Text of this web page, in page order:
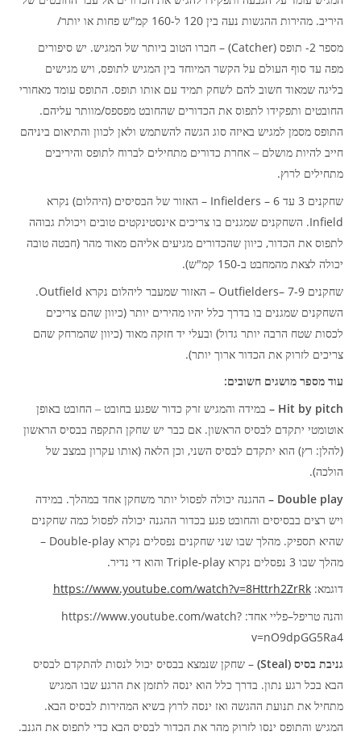
היריב.מהירות ההגשות נעה בין120 ל-160 קמ"ש פחות או יותר/
מספר2- תופס(Catcher) – חברו הטוב ביותר של המגיש. יש סיפורים
מפה עד סוף העולם על הקשר המיוחד בין המגיש לתופס, ויש מגישים
בליגה שמאוד חשוב להם לשחק תמיד עם אותו תופס. התופס עומד מאחורי
החובטים ותפקידו לתפוס את הכדורים שהחובט מפספס/מוותר עליהם.
התופס מסמן למגיש באיזה סוג הגשה להשתמש ולאן לכוון והתיאום ביניהם
חייב להיות מושלם – אחרת כדורים מתחילים לברוח לתופס והיריבים
מתחילים לרוץ.
שחקנים 3 עד6 – Infielders – האזור של הבסיסים(היהלום) נקרא
Infield.
השחקנים שמגנים בו צריכים אינסטינקטים טובים ויכולת גבוהה
לתפוס את הכדור, כיוון שהכדורים מגיעים אליהם מאוד מהר(חבטה טובה
יכולה לצאת מהמחבט ב-150 קמ"ש).
שחקנים7-9 –Outfielders – האזור שמעבר ליהלום נקרא Outfield.
השחקנים שמגנים בו בדרך כלל יהיו מהירים יותר(כיוון שהם צריכים
לכסות שטח הרבה יותר גדול) ובעלי יד חזקה מאוד(כיוון שהמרחק שהם
צריכים לזרוק את הכדור ארוך יותר).
עוד מספר מושגים חשובים:
Hit by pitch –
במידה והמגיש זרק כדור שפגע בחובט – החובט באופן
אוטומטי יתקדם לבסיס הראשון.אם כבר יש שחקן התקפה בבסיס הראשון
(להלן: רץ) הוא יתקדם לבסיס השני, וכן הלאה(אותו עקרון במצב של
הולכה).
Double play –
ההגנה יכולה לפסול יותר משחקן אחד במהלך. במידה
ויש רצים בבסיסים והחובט פגע בכדור ההגנה יכולה לפסול כמה שחקנים
שהיא תספיק.מהלך שבו שני שחקנים נפסלים נקראDouble-play –
מהלך שבו 3 נפסלים נקראTriple-play והוא די נדיר.
דוגמא:
https://www.youtube.com/watch?v=8Httrh2ZrRk
והנה טריפל–פליי אחד : https://www.youtube.com/watch?
v=nO9dpGG5Ra4
גניבת בסיס(Steal)
–שחקן שנמצא בבסיס יכול לנסות להתקדם לבסיס
הבא בכל רגע נתון. בדרך כלל הוא ינסה לתזמן את הרגע שבו המגיש
מתחיל את תנועת ההגשה ואז ינסה לרוץ בשיא המהירות לבסיס הבא.
המגיש והתופס ינסו לזרוק מהר את הכדור לבסיס הבא כדי לתפוס את הגנב.